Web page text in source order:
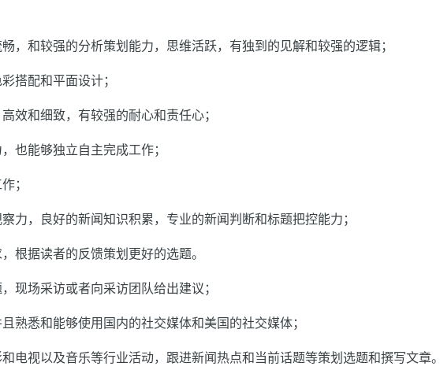
，和较强的分析策划能力，思维活跃，有独到的见解和较强的逻辑；
搭配和平面设计；
效和细致，有较强的耐心和责任心；
也能够独立自主完成工作；
；
力，良好的新闻知识积累，专业的新闻判断和标题把控能力；
根据读者的反馈策划更好的选题。
现场采访或者向采访团队给出建议；
熟悉和能够使用国内的社交媒体和美国的社交媒体；
电视以及音乐等行业活动，跟进新闻热点和当前话题等策划选题和撰写文章